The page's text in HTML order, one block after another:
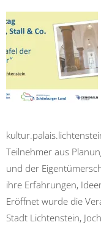
Teilnehmer aus
und der
ihre Erfahrungen,
Eröffnet wurde die
Stadt Lichtenstein,